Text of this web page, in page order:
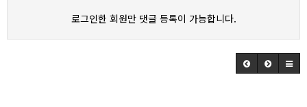
로그인한 회원만 댓글 등록이 가능합니다.